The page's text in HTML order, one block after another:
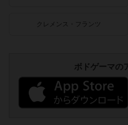
クレメンス・フランツ
ボドゲーマの